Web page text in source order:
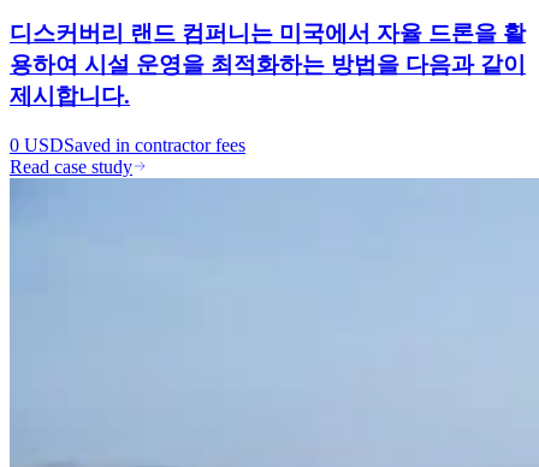
디스커버리 랜드 컴퍼니는 미국에서 자율 드론을 활
용하여 시설 운영을 최적화하는 방법을 다음과 같이
제시합니다.
0 USDSaved in contractor fees
Read case study